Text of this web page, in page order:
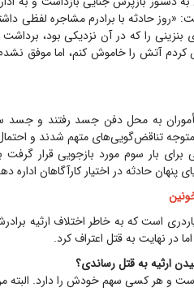
«روز حادثه با برادرم مشاجره لفظی
را که در آن نزدیکی بود،
آتش را خاموش کنم، اما موفق
به محل دفن جسد رفتند و جسد
متوجه تناقض‌گویی‌های متهم شدند و
بار سوم مورد بازجویی قرار گرفت
پنهان حادثه در اختیار کارآگاهان
۶۴ ساله تریلیاردری است که به خاطر اختلاف
در نهایت به قتل اعتراف کرد.
ارثیه به قتل رساندی؟
و هر کسی سهم خودش را دارد. البته من